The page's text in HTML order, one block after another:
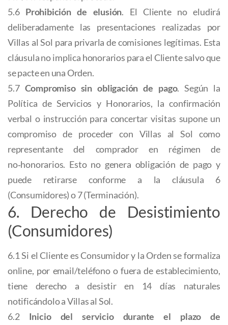
5.6 Prohibición de elusión. El Cliente no eludirá
deliberadamente las presentaciones realizadas por
Villas al Sol para privarla de comisiones legítimas. Esta
cláusula no implica honorarios para el Cliente salvo que
se pacte en una Orden.
5.7 Compromiso sin obligación de pago. Según la
Política de Servicios y Honorarios, la confirmación
verbal o instrucción para concertar visitas supone un
compromiso de proceder con Villas al Sol como
representante del comprador en régimen de
no‑honorarios. Esto no genera obligación de pago y
puede retirarse conforme a la cláusula 6
(Consumidores) o 7 (Terminación).
6. Derecho de Desistimiento
(Consumidores)
6.1 Si el Cliente es Consumidor y la Orden se formaliza
online, por email/teléfono o fuera de establecimiento,
tiene derecho a desistir en 14 días naturales
notificándolo a Villas al Sol.
6.2 Inicio del servicio durante el plazo de